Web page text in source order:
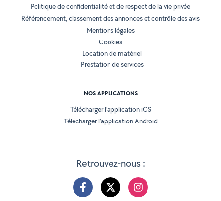
Retrouvez-nous :
Politique de confidentialité et de respect de la vie privée
Référencement, classement des annonces et contrôle des avis
Mentions légales
Cookies
Location de matériel
Prestation de services
NOS APPLICATIONS
Télécharger l’application iOS
Télécharger l’application Android